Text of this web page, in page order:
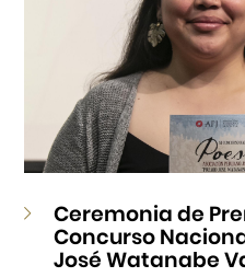
Ceremonia de
Concurso
José Watanabe